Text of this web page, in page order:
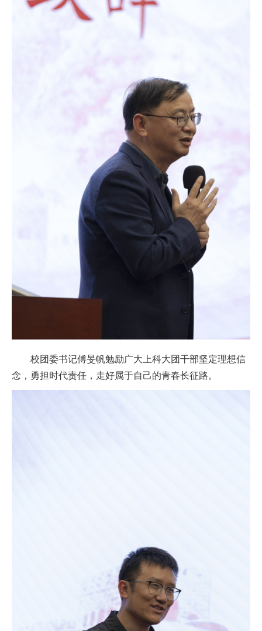
校团委书记傅旻帆勉励广大上科大团干部坚定理想信
念，勇担时代责任，走好属于自己的青春长征路。